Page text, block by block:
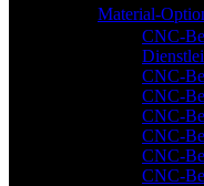
Material-
CNC-
CNC-
CNC-
CNC-
CNC-
CNC-
CNC-